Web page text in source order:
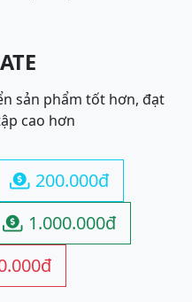
sản phẩm tốt hơn, đạt
cao hơn
 200.000đ
 1.000.000đ